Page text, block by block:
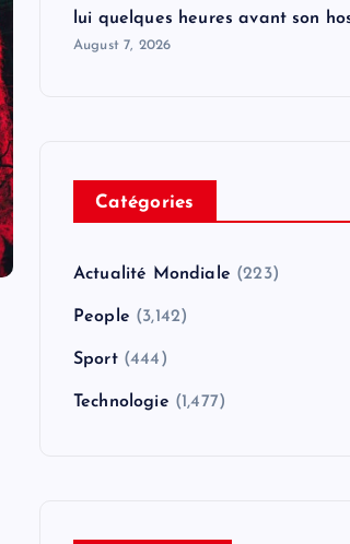
lui quelques heures avant son
August 7, 2026
Catégories
Actualité Mondiale (223)
People (3,142)
Sport(444)
Technologie (1,477)